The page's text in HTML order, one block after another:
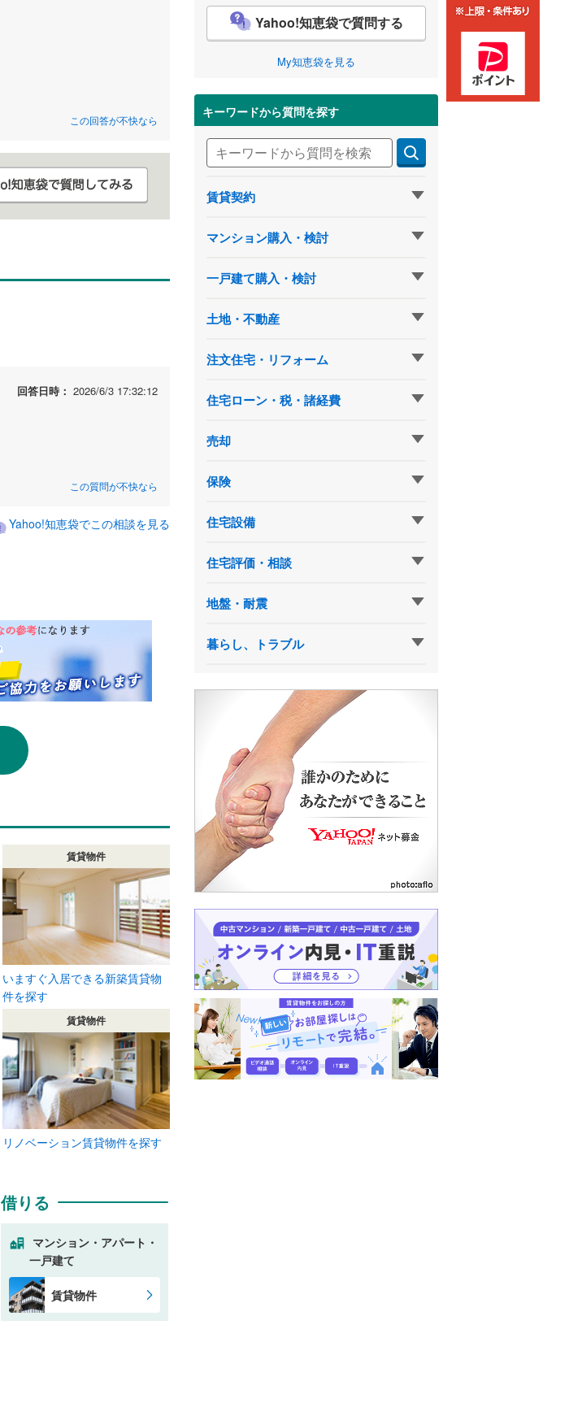
この回答が不快なら
回答日時： 2026/6/3 17:32:12
この質問が不快なら
Yahoo!知恵袋でこの相談を見る
賃貸物件
いますぐ入居できる新築賃貸物
件を探す
賃貸物件
リノベーション賃貸物件を探す
借りる
マンション・アパート・
一戸建て
賃貸物件
Yahoo!知恵袋で質問する
My知恵袋を見る
キーワードから質問を探す
賃貸契約
マンション購入・検討
一戸建て購入・検討
土地・不動産
注文住宅・リフォーム
住宅ローン・税・諸経費
売却
保険
住宅設備
住宅評価・相談
地盤・耐震
暮らし、トラブル